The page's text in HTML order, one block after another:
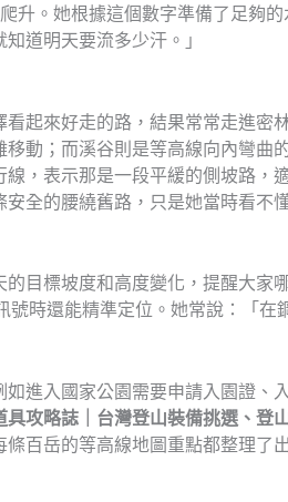
。她根據這個數字準備了足夠的
道明天要流多少汗。」
看起來好走的路，結果常常走進密
動；而溪谷則是等高線向內彎曲
，表示那是一段平緩的側坡路，
全的腰繞舊路，只是她當時看不
的目標坡度和高度變化，提醒大家
時還能精準定位。她常說：「在
進入國家公園需要申請入園證、
具攻略誌｜台灣登山裝備挑選、登
百岳的等高線地圖重點都整理了